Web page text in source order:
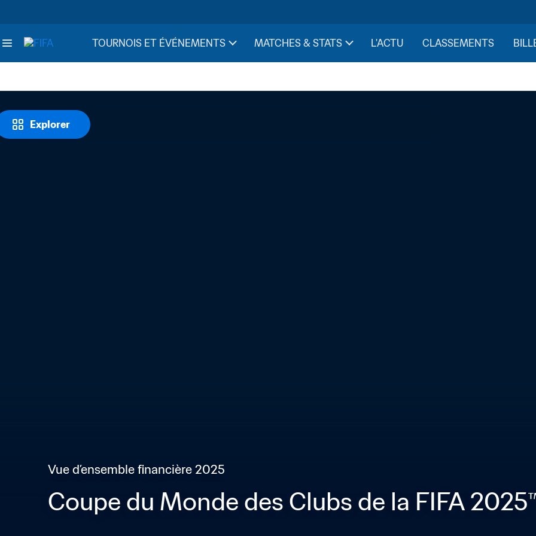
TOURNOIS ET ÉVÉNEMENTS MATCHES & STATS L'ACTU CLASSEMENTS
Explorer
Vue d’ensemble financière 2025
Coupe du Monde des Clubs de la FIFA